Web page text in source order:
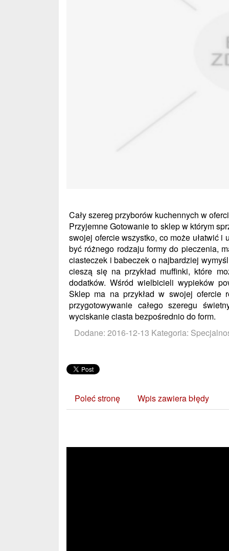
Cały szereg przyborów kuchennych w
Przyjemne Gotowanie to sklep w którym
swojej ofercie wszystko, co może ułatwić i
być różnego rodzaju formy do pieczenia,
ciasteczek i babeczek o najbardziej
cieszą się na przykład muffinki, które
dodatków. Wśród wielbicieli wypieków
Sklep ma na przykład w swojej ofercie
przygotowywanie całego szeregu
wyciskanie ciasta bezpośrednio do form.
Dodane: 2016-12-13 Kategoria:
Poleć stronę Wpis zawiera błędy